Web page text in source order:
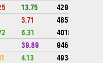
13.75
429552
3.71
485727
6.31
401805
39.89
946855
4.13
493493